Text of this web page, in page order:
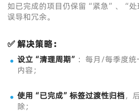
如已完成的项目仍保留“紧急”、“
误导和冗余。
✅ 解决策略：
设立“清理周期” ：每月/每季度
内容；
使用“已完成”标签过渡性归档，
除；